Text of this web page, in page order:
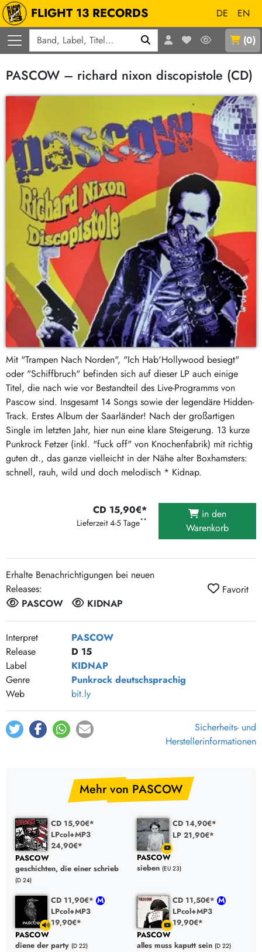
FLIGHT 13 RECORDS DE
EN
(0)
PASCOW – richard nixon discopistole (CD)
Mit "Trampen Nach Norden", "Ich Hab'Hollywood besiegt"
oder "Schiffbruch" befinden sich auf dieser LP auch einige
Titel, die nach wie vor Bestandteil des Live-Programms von
Pascow sind. Insgesamt 14 Songs sowie der legendäre Hidden-
Track. Erstes Album der Saarländer! Nach der großartigen
Single im letzten Jahr, hier nun eine klare Steigerung. 13 kurze
Punkrock Fetzer (inkl. "fuck off" von Knochenfabrik) mit richtig
guten dt., das ganze vielleicht in der Nähe alter Boxhamsters:
schnell, rauh, wild und doch melodisch * Kidnap.
CD 15,90€*
Lieferzeit 4-5 Tage**
in den
Warenkorb
Erhalte Benachrichtigungen bei neuen
Releases:
PASCOW
KIDNAP
Favorit
Interpret
PASCOW
Release
D 15
Label
KIDNAP
Genre
Punkrock deutschsprachig
Web
bit.ly
Sicherheits- und
Herstellerinformationen
Mehr von PASCOW
CD 15,90€*
LPcol+MP3
24,90€*
PASCOW
geschichten, die einer schrieb
(D 24)
CD 14,90€*
LP 21,90€*
PASCOW
sieben (EU 23)
CD 11,90€*
LPcol+MP3
19,90€*
PASCOW
diene der party (D 22)
CD 11,50€*
LPcol+MP3
19,90€*
PASCOW
alles muss kaputt sein (D 22)